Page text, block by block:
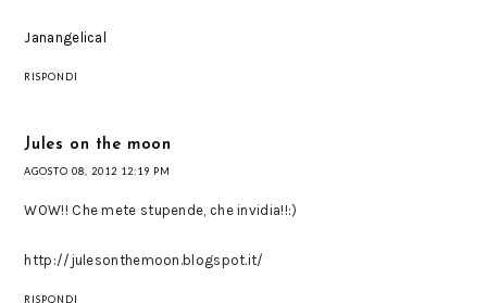
Janangelical
RISPONDI
Jules on the moon
AGOSTO 08, 2012 12:19 PM
WOW!! Che mete stupende, che invidia!!:)
http://julesonthemoon.blogspot.it/
RISPONDI